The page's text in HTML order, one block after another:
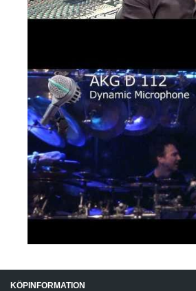
KÖPINFORMATION